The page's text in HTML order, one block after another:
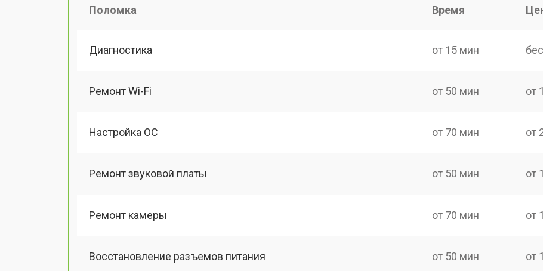
Поломка Время
Диагностика от 15 мин
Ремонт Wi-Fi от 50 мин от
Настройка ОС от 70 мин от
Ремонт звуковой платы от 50 мин от
Ремонт камеры от 70 мин от
Восстановление разъемов питания от 50 мин от